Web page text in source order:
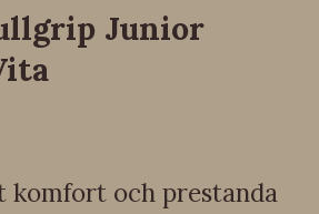
Junior
komfort och prestanda